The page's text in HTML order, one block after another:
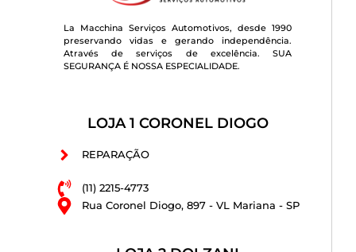
La Macchina Serviços Automotivos, desde 1990
preservando vidas e gerando independência.
Através de serviços de excelência. SUA
SEGURANÇA É NOSSA ESPECIALIDADE.
LOJA 1 CORONEL DIOGO
REPARAÇÃO
(11) 2215-4773
Rua Coronel Diogo, 897 - VL Mariana - SP